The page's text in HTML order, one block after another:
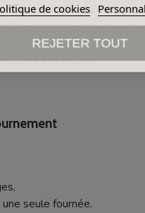
les hauteurs d’étages
selon les
serrés ou les cuissons
à la chaleur
seule fournée.
de cookies
REJETER TOUT